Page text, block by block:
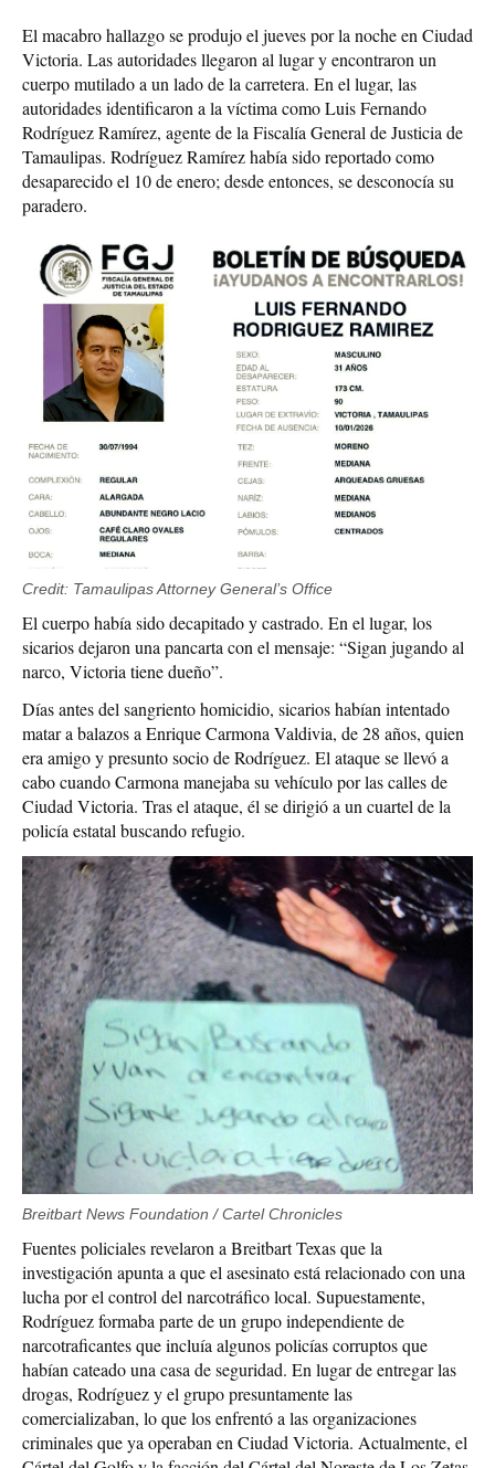
El macabro hallazgo se produjo el jueves por la noche en Ciudad
Victoria. Las autoridades llegaron al lugar y encontraron un
cuerpo mutilado a un lado de la carretera. En el lugar, las
autoridades identificaron a la víctima como Luis Fernando
Rodríguez Ramírez, agente de la Fiscalía General de Justicia de
Tamaulipas. Rodríguez Ramírez había sido reportado como
desaparecido el 10 de enero; desde entonces, se desconocía su
paradero.
Credit: Tamaulipas Attorney General’s Office
El cuerpo había sido decapitado y castrado. En el lugar, los
sicarios dejaron una pancarta con el mensaje: “Sigan jugando al
narco, Victoria tiene dueño”.
Días antes del sangriento homicidio, sicarios habían intentado
matar a balazos a Enrique Carmona Valdivia, de 28 años, quien
era amigo y presunto socio de Rodríguez. El ataque se llevó a
cabo cuando Carmona manejaba su vehículo por las calles de
Ciudad Victoria. Tras el ataque, él se dirigió a un cuartel de la
policía estatal buscando refugio.
Breitbart News Foundation / Cartel Chronicles
Fuentes policiales revelaron a Breitbart Texas que la
investigación apunta a que el asesinato está relacionado con una
lucha por el control del narcotráfico local. Supuestamente,
Rodríguez formaba parte de un grupo independiente de
narcotraficantes que incluía algunos policías corruptos que
habían cateado una casa de seguridad. En lugar de entregar las
drogas, Rodríguez y el grupo presuntamente las
comercializaban, lo que los enfrentó a las organizaciones
criminales que ya operaban en Ciudad Victoria. Actualmente, el